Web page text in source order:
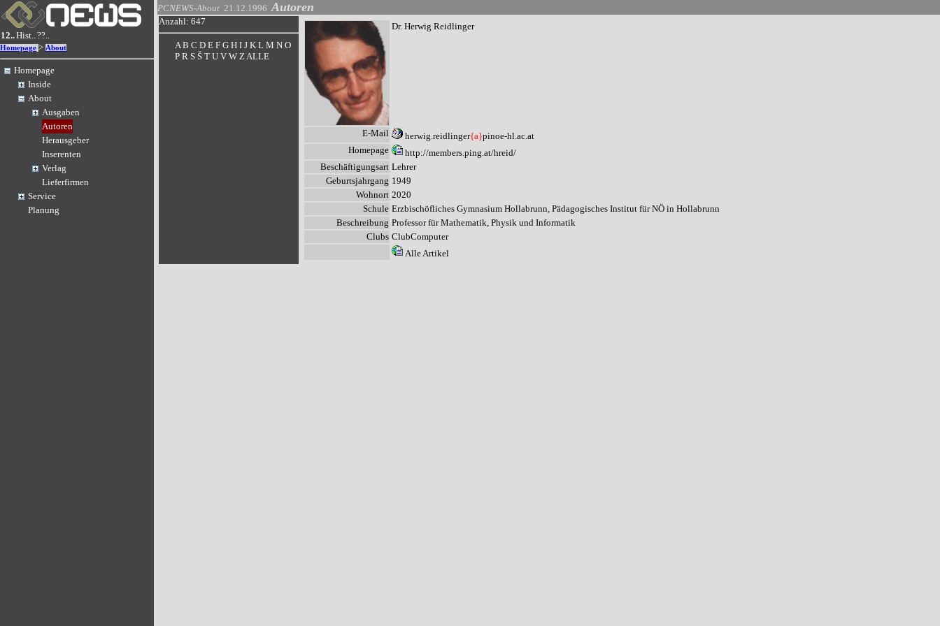
12..Hist..??..
Homepage > About
Homepage
Inside
About
Ausgaben
Autoren
Herausgeber
Inserenten
Verlag
Lieferfirmen
Service
Planung
PCNEWS-About 21.12.1996 Autoren
Anzahl: 647
A B C D E F G H I J K L M N O
P R S Š T U V W ZALLE
Dr. Herwig Reidlinger
E-Mail herwig.reidlinger{a}pinoe-hl.ac.at
Homepage
http://members.ping.at/hreid/
Beschäftigungsart Lehrer
Geburtsjahrgang 1949
Wohnort 2020
Schule Erzbischöfliches Gymnasium Hollabrunn, Pädagogisches Institut für NÖ in Hollabrunn
Beschreibung Professor für Mathematik, Physik und Informatik
Clubs ClubComputer
Alle Artikel